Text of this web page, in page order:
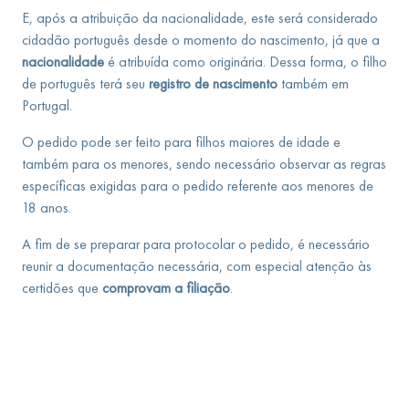
E, após a atribuição da nacionalidade, este será considerado
cidadão português desde o momento do nascimento, já que a
nacionalidade é atribuída como originária. Dessa forma, o filho
de português terá seu registro de nascimento também em
Portugal.
O pedido pode ser feito para filhos maiores de idade e
também para os menores, sendo necessário observar as regras
específicas exigidas para o pedido referente aos menores de
18 anos.
A fim de se preparar para protocolar o pedido, é necessário
reunir a documentação necessária, com especial atenção às
certidões que comprovam a filiação.